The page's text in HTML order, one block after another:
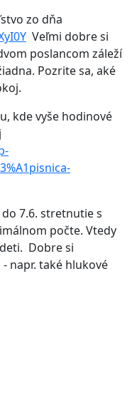
zo dňa
Veľmi dobre si
poslancom záleží
Pozrite sa, aké
kde vyše hodinové
7.6. stretnutie s
počte. Vtedy
Dobre si
napr. také hlukové